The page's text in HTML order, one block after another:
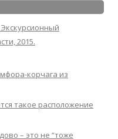
2015.
корчага из
такое расположение
– это не “тоже